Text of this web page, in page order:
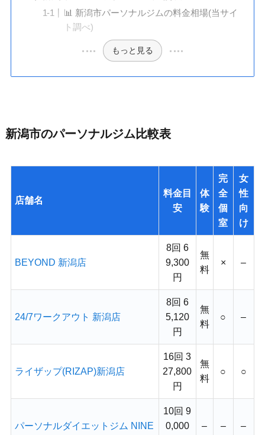
📊 新潟市パーソナルジムの料金相場(当サイ
ト調べ)
もっと見る
新潟市のパーソナルジム比較表
店舗名
料金目
安
体
験
完
全
個
室
女
性
向
け
BEYOND 新潟店
8回 6
9,300
円
無
料
× –
24/7ワークアウト 新潟店
8回 6
5,120
円
無
料
○ –
ライザップ(RIZAP)新潟店
16回 3
27,800
円
無
料
○ ○
パーソナルダイエットジム NINE
10回 9
0,000
– – –